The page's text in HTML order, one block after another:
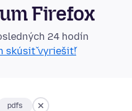
Firefox
24 hodín
skúsiť vyriešiť!
pdfs